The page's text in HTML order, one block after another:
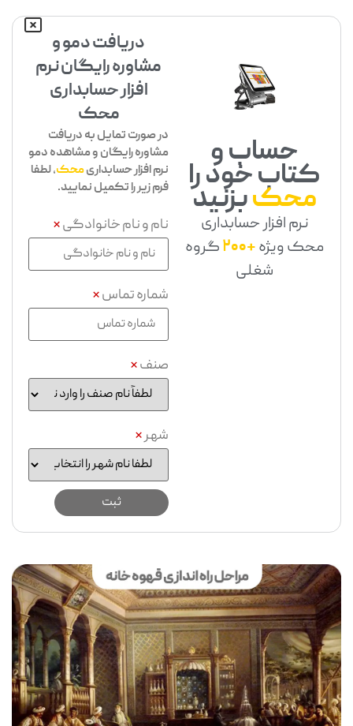
حساب و
کتاب خود را
محکبزنید
نرم افزار حسابداری
محک ویژه+200
گروه
شغلی
دریافت دمو و
مشاوره رایگان نرم
افزار حسابداری
محک
در صورت تمایل به دریافت
مشاوره رایگان و مشاهده دمو
نرم افزار حسابداریمحک، لطفا
فرم زیر را تکمیل نمایید.
نام و نام خانوادگی*
شماره تماس*
صنف*
شهر*